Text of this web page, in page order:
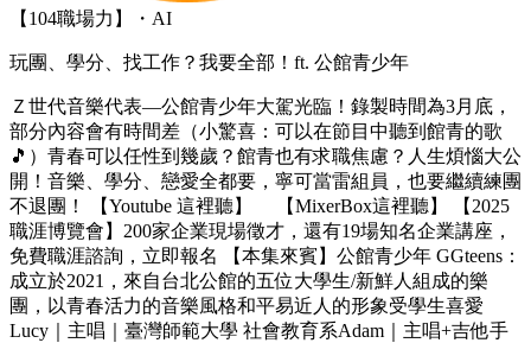
【104職場力】・AI
玩團、學分、找工作？我要全部！ft. 公館青少年
Ｚ世代音樂代表—公館青少年大駕光臨！錄製時間為3月底，
部分內容會有時間差（小驚喜：可以在節目中聽到館青的歌
🎵）青春可以任性到幾歲？館青也有求職焦慮？人生煩惱大公
開！音樂、學分、戀愛全都要，寧可當雷組員，也要繼續練團
不退團！ 【Youtube 這裡聽】 【MixerBox這裡聽】 【2025
職涯博覽會】200家企業現場徵才，還有19場知名企業講座，
免費職涯諮詢，立即報名 【本集來賓】公館青少年 GGteens：
成立於2021，來自台北公館的五位大學生/新鮮人組成的樂
團，以青春活力的音樂風格和平易近人的形象受學生喜愛
Lucy｜主唱｜臺灣師範大學 社會教育系Adam｜主唱+吉他手